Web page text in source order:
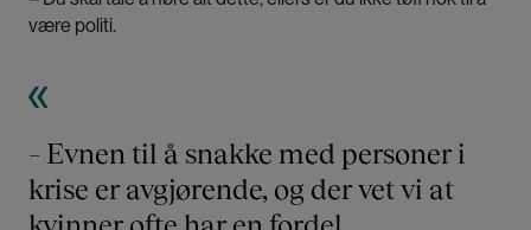
være politi.
– Evnen til å snakke med personer i
krise er avgjørende, og der vet vi at